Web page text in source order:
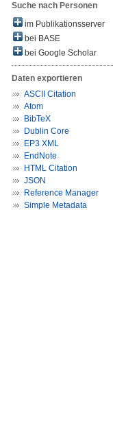
Suche nach Personen
im Publikationsserver
bei BASE
bei Google Scholar
Daten exportieren
ASCII Citation
Atom
BibTeX
Dublin Core
EP3 XML
EndNote
HTML Citation
JSON
Reference Manager
Simple Metadata